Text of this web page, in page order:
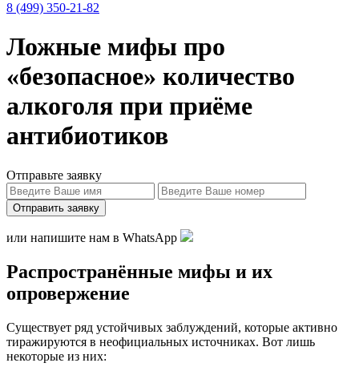
8 (499) 350-21-82
Ложные мифы про
«безопасное» количество
алкоголя при приёме
антибиотиков
Отправьте заявку
Отправить заявку
или напишите нам в WhatsApp
Распространённые мифы и их
опровержение
Существует ряд устойчивых заблуждений, которые активно
тиражируются в неофициальных источниках. Вот лишь
некоторые из них: